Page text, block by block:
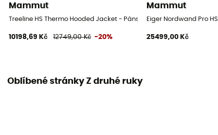
Mammut
Treeline HS Thermo Hooded Jacket - Pánská nepromokavá bunda
10198,69 Kč 12749,00 Kč -20%
Mammut
Eiger Nordwand Pro
25499,00 Kč
Oblíbené stránky Z druhé ruky